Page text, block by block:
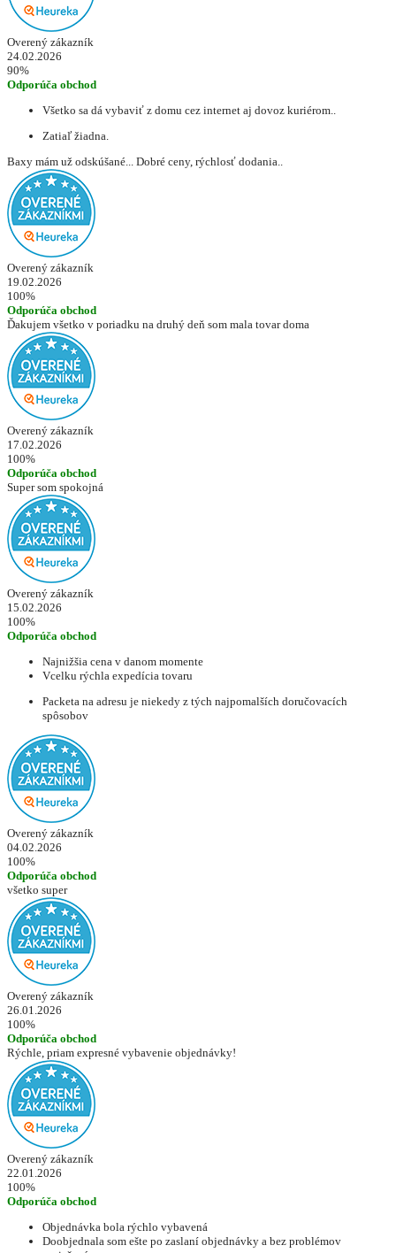
Overený zákazník
24.02.2026
90%
Odporúča obchod
Všetko sa dá vybaviť z domu cez internet aj dovoz kuriérom..
Zatiaľ žiadna.
Baxy mám už odskúšané... Dobré ceny, rýchlosť dodania..
Overený zákazník
19.02.2026
100%
Odporúča obchod
Ďakujem všetko v poriadku na druhý deň som mala tovar doma
Overený zákazník
17.02.2026
100%
Odporúča obchod
Super som spokojná
Overený zákazník
15.02.2026
100%
Odporúča obchod
Najnižšia cena v danom momente
Vcelku rýchla expedícia tovaru
Packeta na adresu je niekedy z tých najpomalších doručovacích
spôsobov
Overený zákazník
04.02.2026
100%
Odporúča obchod
všetko super
Overený zákazník
26.01.2026
100%
Odporúča obchod
Rýchle, priam expresné vybavenie objednávky!
Overený zákazník
22.01.2026
100%
Odporúča obchod
Objednávka bola rýchlo vybavená
Doobjednala som ešte po zaslaní objednávky a bez problémov